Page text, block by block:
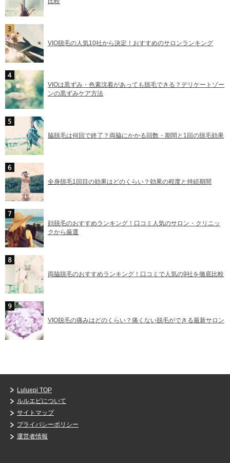
VIO脱毛の人気10社から決定！おすすめのサロンランキング
VIOは黒ずみ・色素沈着があっても脱毛できる？デリケートゾー
ンの黒ずみケア方法
脇脱毛は何回で終了？両脇にかかる回数・期間と1回の脱毛効果
全身脱毛1回目の効果はどのくらい？効果の程度と持続期間
顔脱毛のおすすめランキング！口コミ人気のサロン・クリニッ
クから厳選
両脇脱毛のおすすめランキング！口コミで人気の9社を徹底比較
VIO脱毛の痛みはどのくらい？痛くない脱毛ができる最新サロン
Luluepi TOP
ルルエピについて
サイトマップ
プライバシーポリシー
運営者情報